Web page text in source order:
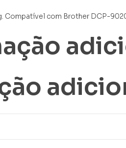
Compatível com Brother DCP-